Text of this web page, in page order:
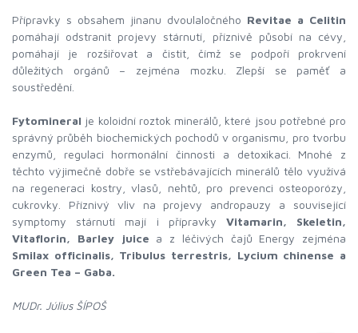
Přípravky s obsahem jinanu dvoulaločného Revitae a Celitin
pomáhají odstranit projevy stárnutí, příznivě působí na cévy,
pomáhají je rozšiřovat a čistit, čímž se podpoří prokrvení
důležitých orgánů – zejména mozku. Zlepší se paměť a
soustředění.
Fytomineral je koloidní roztok minerálů, které jsou potřebné pro
správný průběh biochemických pochodů v organismu, pro tvorbu
enzymů, regulaci hormonální činnosti a detoxikaci. Mnohé z
těchto výjimečně dobře se vstřebávajících minerálů tělo využívá
na regeneraci kostry, vlasů, nehtů, pro prevenci osteoporózy,
cukrovky. Příznivý vliv na projevy andropauzy a související
symptomy stárnutí mají i přípravky Vitamarin, Skeletin,
Vitaflorin, Barley juice a z léčivých čajů Energy zejména
Smilax officinalis, Tribulus terrestris, Lycium chinense a
Green Tea – Gaba.
MUDr. Július ŠÍPOŠ